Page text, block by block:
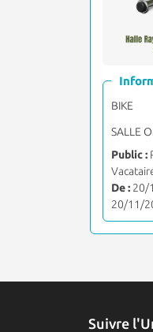
BIKE
SALLE
Public :
De : 20/
20/11/
Suivre